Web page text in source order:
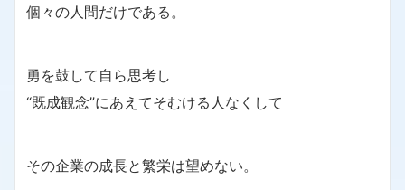
個々の人間だけである。
勇を鼓して自ら思考し
“既成観念”にあえてそむける人なくして
その企業の成長と繁栄は望めない。